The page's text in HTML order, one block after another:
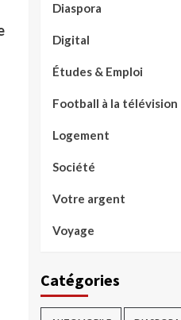
Diaspora
Digital
Études & Emploi
Football à la télévision
Logement
Société
Votre argent
Voyage
Catégories